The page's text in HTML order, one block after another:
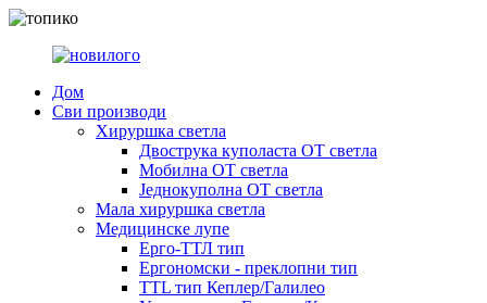
Дом
Сви производи
Хируршка светла
Двострука куполаста OT светла
Мобилна OT светла
Једнокуполна OT светла
Мала хируршка светла
Медицинске лупе
Ерго-ТТЛ тип
Ергономски - преклопни тип
TTL тип Кеплер/Галилео